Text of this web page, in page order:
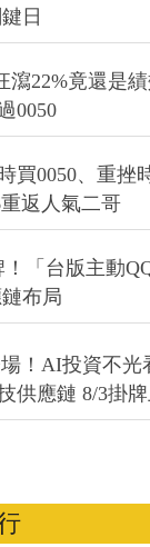
日
瀉22%竟還是
0050
買0050、重挫
返人氣二哥
「台版主動
布局
！AI投資不光
供應鏈 8/3掛